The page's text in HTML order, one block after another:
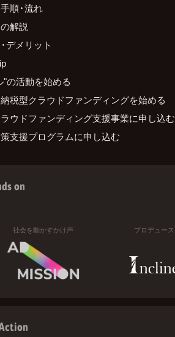
順・流れ
解説
デメリット
"の活動を始める
税型クラウドファンディングを始める
ウドファンディング支援事業に申し込む
支援プログラムに申し込む
on
社会を動かすかけ声 プロデュース